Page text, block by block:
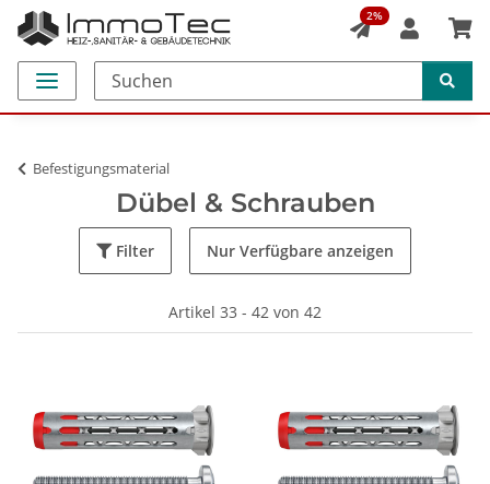
2%
Befestigungsmaterial
Dübel & Schrauben
Filter Nur Verfügbare anzeigen
Artikel 33 - 42 von 42